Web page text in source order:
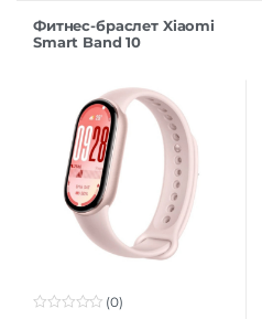
Фитнес-браслет Xiaomi
Smart Band 10
(0)